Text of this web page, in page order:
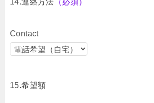
14.連絡方法 （必須）
Contact
15.希望額